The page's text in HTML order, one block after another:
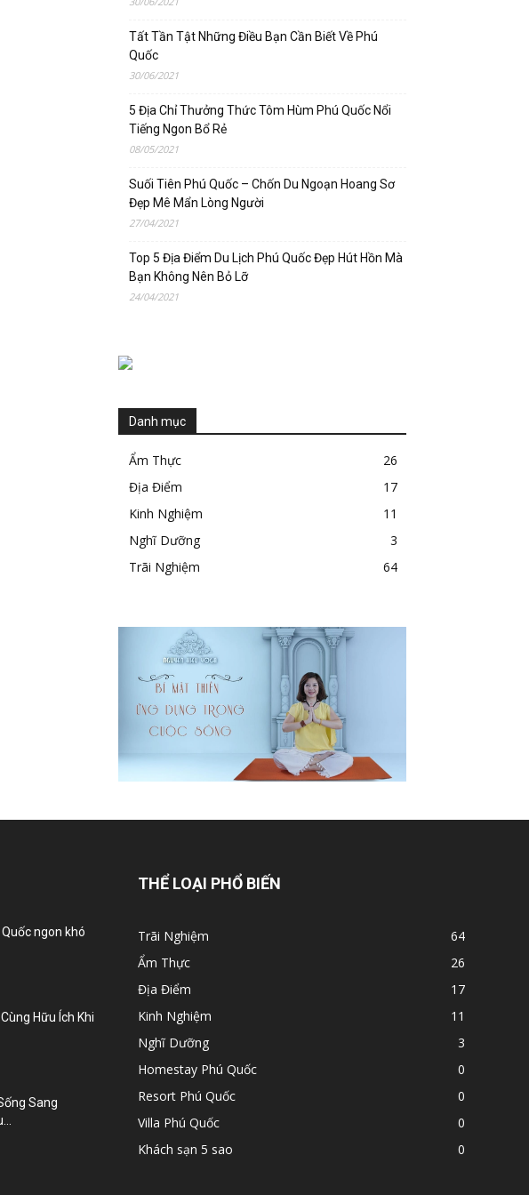
Tất Tần Tật Những Điều Bạn Cần Biết Về Phú
Quốc
30/06/2021
5 Địa Chỉ Thưởng Thức Tôm Hùm Phú Quốc Nổi
Tiếng Ngon Bổ Rẻ
08/05/2021
Suối Tiên Phú Quốc – Chốn Du Ngoạn Hoang Sơ
Đẹp Mê Mẩn Lòng Người
27/04/2021
Top 5 Địa Điểm Du Lịch Phú Quốc Đẹp Hút Hồn Mà
Bạn Không Nên Bỏ Lỡ
24/04/2021
Danh mục
Ẩm Thực
26
Địa Điểm
17
Kinh Nghiệm
11
Nghĩ Dưỡng
3
Trãi Nghiệm
64
ngon khó
Hữu Ích Khi
Sang
THỂ LOẠI PHỔ BIẾN
Trãi Nghiệm
64
Ẩm Thực
26
Địa Điểm
17
Kinh Nghiệm
11
Nghĩ Dưỡng
3
Homestay Phú Quốc
0
Resort Phú Quốc
0
Villa Phú Quốc
0
Khách sạn 5 sao
0